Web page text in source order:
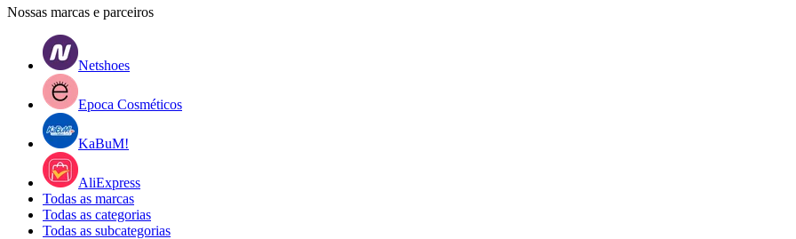
Nossas marcas e parceiros
Netshoes
Epoca Cosméticos
KaBuM!
AliExpress
Todas as marcas
Todas as categorias
Todas as subcategorias